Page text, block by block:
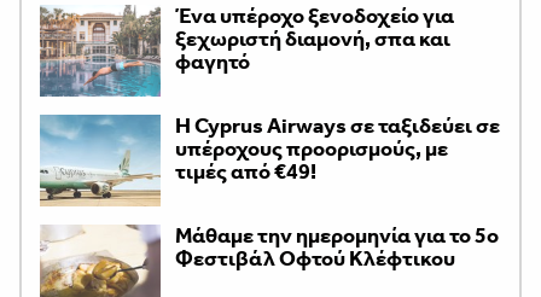
Ένα υπέροχο ξενοδοχείο για
ξεχωριστή διαμονή, σπα και
φαγητό
H Cyprus Airways σε ταξιδεύει σε
υπέροχους προορισμούς, με
τιμές από €49!
Μάθαμε την ημερομηνία για το 5ο
Φεστιβάλ Οφτού Κλέφτικου